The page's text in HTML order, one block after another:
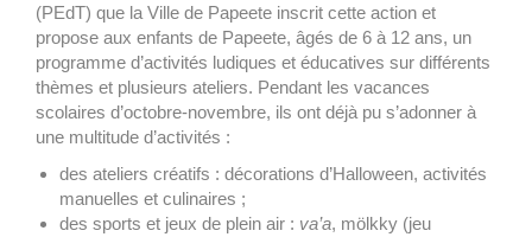
(PEdT) que la Ville de Papeete inscrit cette action et
propose aux enfants de Papeete, âgés de 6 à 12 ans, un
programme d’activités ludiques et éducatives sur différents
thèmes et plusieurs ateliers. Pendant les vacances
scolaires d’octobre-novembre, ils ont déjà pu s’adonner à
une multitude d’activités :
des ateliers créatifs : décorations d’Halloween, activités
manuelles et culinaires ;
des sports et jeux de plein air : va’a, mölkky (jeu